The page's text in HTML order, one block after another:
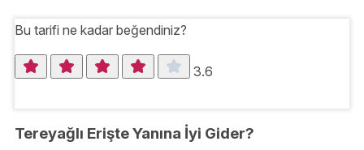
Bu tarifi ne kadar beğendiniz?
3.6
Tereyağlı Erişte Yanına İyi Gider?